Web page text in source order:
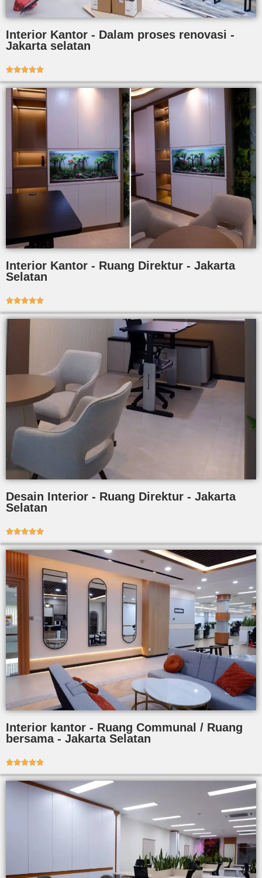
Interior Kantor - Dalam proses renovasi -
Jakarta selatan

Interior Kantor - Ruang Direktur - Jakarta
Selatan

Desain Interior - Ruang Direktur - Jakarta
Selatan

Interior kantor - Ruang Communal / Ruang
bersama - Jakarta Selatan
